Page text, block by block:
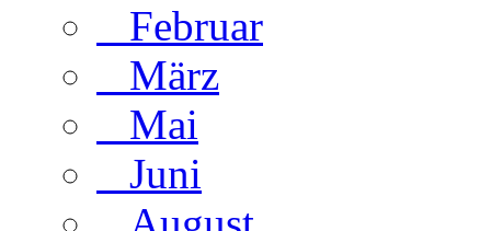
Februar
März
Mai
Juni